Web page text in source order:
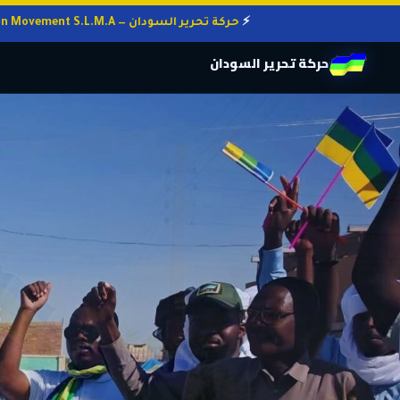
حركة تحرير السودان — Sudan Liberation Movement S.L.M.A
حركة تحرير السودان